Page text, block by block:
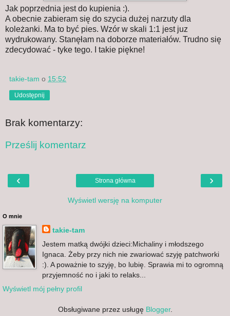
Jak poprzednia jest do kupienia :).
A obecnie zabieram się do szycia dużej narzuty dla
koleżanki. Ma to być pies. Wzór w skali 1:1 jest juz
wydrukowany. Stanęłam na doborze materiałów. Trudno się
zdecydować - tyke tego. I takie piękne!
takie-tam o 15:52
Udostępnij
Brak komentarzy:
Prześlij komentarz
‹ ›
Strona główna
Wyświetl wersję na komputer
O mnie
takie-tam
Jestem matką dwójki dzieci:Michaliny i młodszego
Ignaca. Żeby przy nich nie zwariować szyję patchworki
:). A poważnie to szyję, bo lubię. Sprawia mi to ogromną
przyjemność no i jaki to relaks...
Wyświetl mój pełny profil
Obsługiwane przez usługę Blogger.